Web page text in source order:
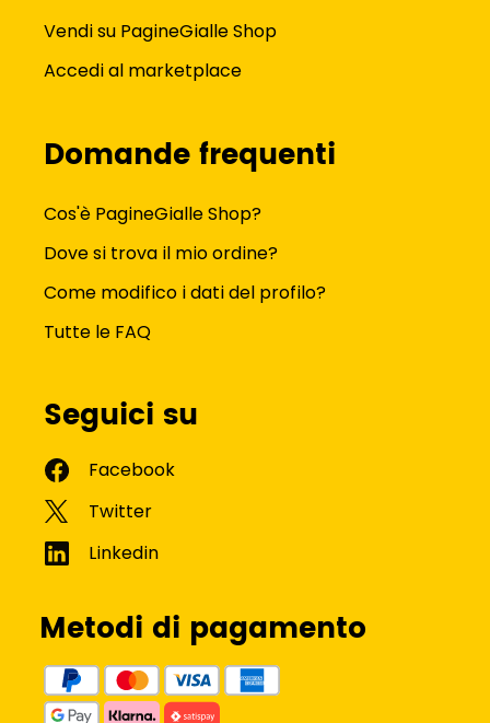
Vendi su PagineGialle Shop
Accedi al marketplace
Domande frequenti
Cos'è PagineGialle Shop?
Dove si trova il mio ordine?
Come modifico i dati del profilo?
Tutte le FAQ
Seguici su
Metodi di pagamento